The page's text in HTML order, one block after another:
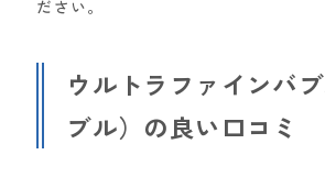
ださい。
ウルトラファインバ
ブル）の良い口コミ